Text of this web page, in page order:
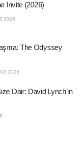
Invite (2026)
2026
The Odyssey
2026
Dair: David Lynch’in